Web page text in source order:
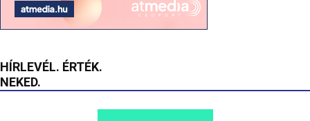
HÍRLEVÉL. ÉRTÉK.
NEKED.